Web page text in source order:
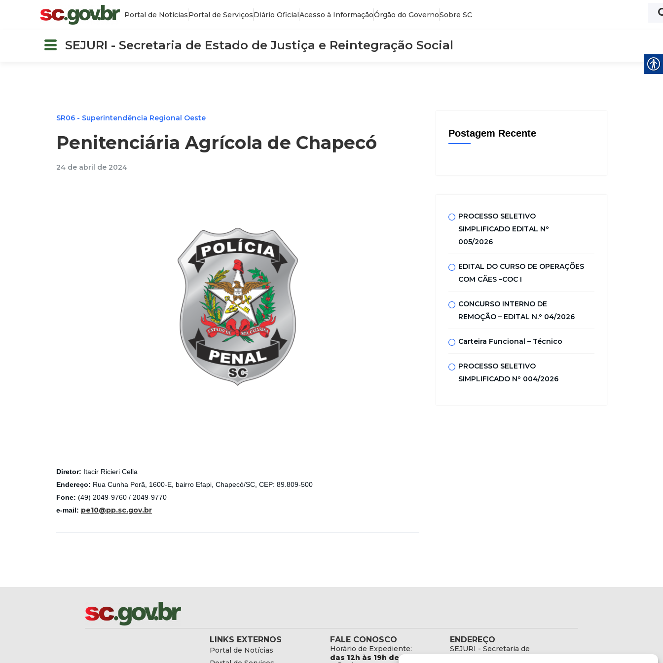
Portal de NotíciasPortal de ServiçosDiário OficialAcesso à InformaçãoÓrgão do GovernoSobre SC
SEJURI - Secretaria de Estado de Justiça e Reintegração Social
SR06 - Superintendência Regional Oeste
Penitenciária Agrícola de Chapecó
24 de abril de 2024
Diretor: Itacir Ricieri Cella
Endereço: Rua Cunha Porã, 1600-E, bairro Efapi, Chapecó/SC, CEP: 89.809-500
Fone: (49) 2049-9760 / 2049-9770
e-mail: pe10@pp.sc.gov.br
Postagem Recente
PROCESSO SELETIVO
SIMPLIFICADO EDITAL Nº
005/2026
EDITAL DO CURSO DE OPERAÇÕES
COM CÃES –COC I
CONCURSO INTERNO DE
REMOÇÃO – EDITAL N.º 04/2026
Carteira Funcional – Técnico
PROCESSO SELETIVO
SIMPLIFICADO Nº 004/2026
LINKS EXTERNOS
Portal de Notícias
FALE CONOSCO
Horário de Expediente:
das 12h às 19h de Segunda
ENDEREÇO
SEJURI - Secretaria de